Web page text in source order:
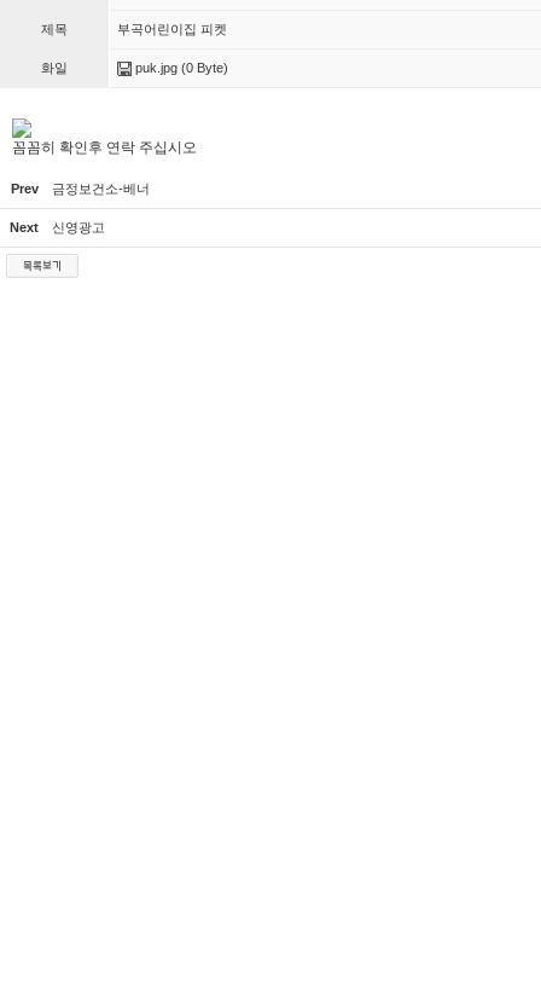
제목 부곡어린이집 피켓
화일 puk.jpg (0 Byte)
꼼꼼히 확인후 연락 주십시오
Prev 금정보건소-베너
Next 신영광고